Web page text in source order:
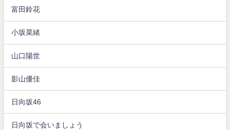
富田鈴花
小坂菜緒
山口陽世
影山優佳
日向坂46
日向坂で会いましょう